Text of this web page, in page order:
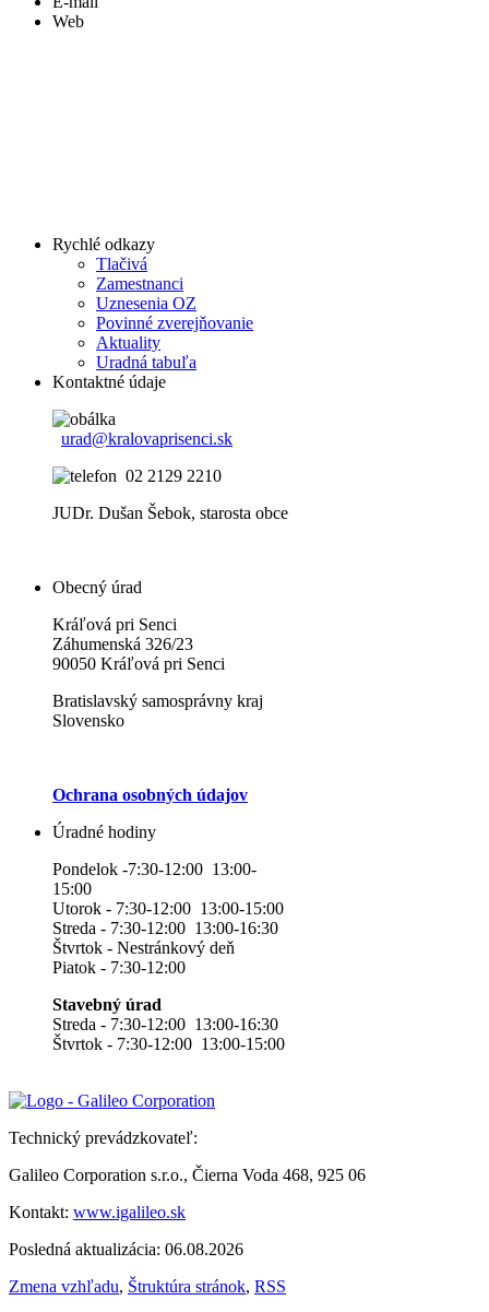
Web
Rychlé odkazy
Tlačivá
Zamestnanci
Uznesenia OZ
Povinné zverejňovanie
Aktuality
Uradná tabuľa
Kontaktné údaje
urad@kralovaprisenci.sk
02 2129 2210
JUDr. Dušan Šebok, starosta obce
Obecný úrad
Kráľová pri Senci
Záhumenská 326/23
90050 Kráľová pri Senci
Bratislavský samosprávny kraj
Slovensko
Ochrana osobných údajov
Úradné hodiny
Pondelok -7:30-12:00 13:00-
15:00
Utorok - 7:30-12:00 13:00-15:00
Streda - 7:30-12:00 13:00-16:30
Štvrtok - Nestránkový deň
Piatok - 7:30-12:00
Stavebný úrad
Streda - 7:30-12:00 13:00-16:30
Štvrtok - 7:30-12:00 13:00-15:00
Technický prevádzkovateľ:
Galileo Corporation s.r.o., Čierna Voda 468, 925 06
Kontakt: www.igalileo.sk
Posledná aktualizácia: 06.08.2026
Zmena vzhľadu, Štruktúra stránok, RSS